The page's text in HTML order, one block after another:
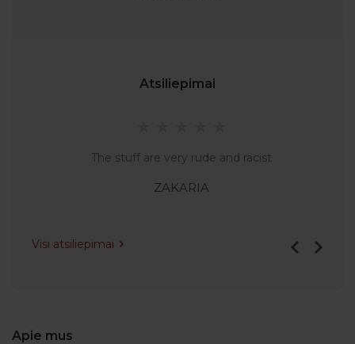
Atsiliepimai
The stuff are very rude and racist
ZAKARIA
Visi atsiliepimai
Apie mus